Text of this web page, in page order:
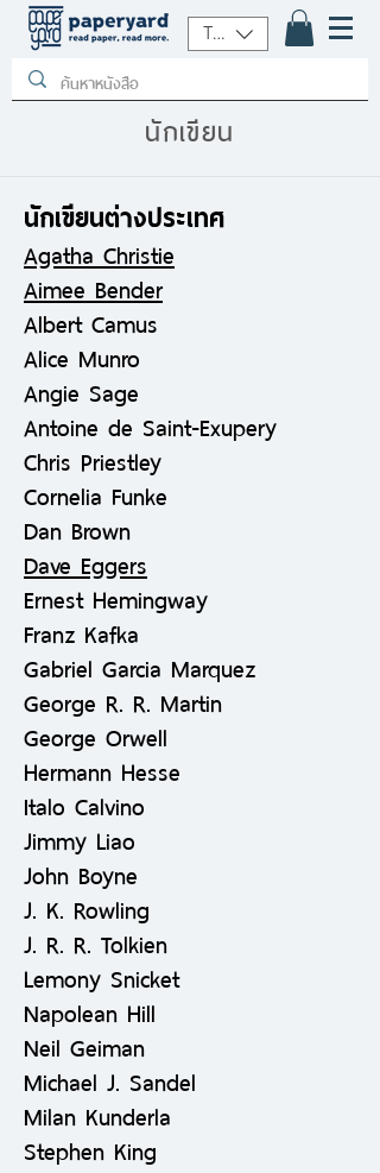
THB (฿)
นักเขียน
นักเขียนต่างประเทศ
Agatha Christie
Aimee Bender
Albert Camus
Alice Munro
Angie Sage
Antoine de Saint-Exupery
Chris Priestley
Cornelia Funke
Dan Brown
Dave Eggers
Ernest Hemingway
Franz Kafka
Gabriel Garcia Marquez
George R. R. Martin
George Orwell
Hermann Hesse
Italo Calvino
Jimmy Liao
John Boyne
J. K. Rowling
J. R. R. Tolkien
Lemony Snicket
Napolean Hill
Neil Geiman
Michael J. Sandel
Milan Kunderla
Stephen King